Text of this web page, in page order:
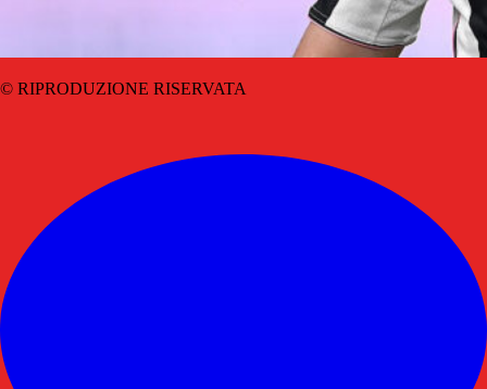
© RIPRODUZIONE RISERVATA